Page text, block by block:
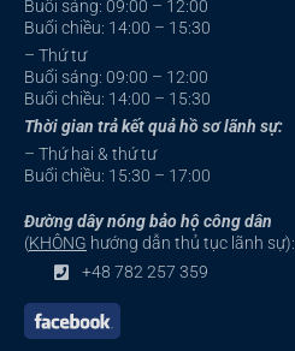
Buổi sáng: 09:00 – 12:00
Buổi chiều: 14:00 – 15:30
– Thứ tư
Buổi sáng: 09:00 – 12:00
Buổi chiều: 14:00 – 15:30
Thời gian trả kết quả hồ sơ lãnh sự:
– Thứ hai & thứ tư
Buổi chiều: 15:30 – 17:00
Đường dây nóng bảo hộ công dân
(KHÔNG hướng dẫn thủ tục lãnh sự):
+48 782 257 359